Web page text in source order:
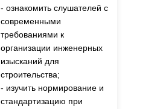
- ознакомить слушателей с
современными
требованиями к
организации инженерных
изысканий для
строительства;
- изучить нормирование и
стандартизацию при